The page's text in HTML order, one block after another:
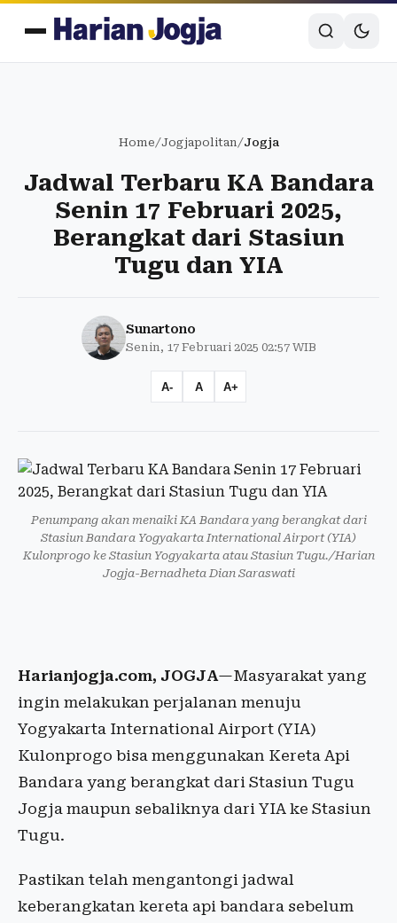
Home/Jogjapolitan/Jogja
Jadwal Terbaru KA Bandara
Senin 17 Februari 2025,
Berangkat dari Stasiun
Tugu dan YIA
Sunartono
Senin, 17 Februari 2025 02:57 WIB
A- A A+
Penumpang akan menaiki KA Bandara yang berangkat dari
Stasiun Bandara Yogyakarta International Airport (YIA)
Kulonprogo ke Stasiun Yogyakarta atau Stasiun Tugu./Harian
Jogja-Bernadheta Dian Saraswati
Harianjogja.com, JOGJA—Masyarakat yang
ingin melakukan perjalanan menuju
Yogyakarta International Airport (YIA)
Kulonprogo bisa menggunakan Kereta Api
Bandara yang berangkat dari Stasiun Tugu
Jogja maupun sebaliknya dari YIA ke Stasiun
Tugu.
Pastikan telah mengantongi jadwal
keberangkatan kereta api bandara sebelum